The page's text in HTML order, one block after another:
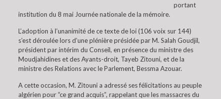
portant
institution du 8 mai Journée nationale de la mémoire.
L’adoption à l’unanimité de ce texte de loi (106 voix sur 144)
s’est déroulée lors d’une plénière présidée par M. Salah Goudjil,
président par intérim du Conseil, en présence du ministre des
Moudjahidines et des Ayants-droit, Tayeb Zitouni, et de la
ministre des Relations avec le Parlement, Bessma Azouar.
A cette occasion, M. Zitouni a adressé ses félicitations au peuple
algérien pour “ce grand acquis”, rappelant que les massacres du